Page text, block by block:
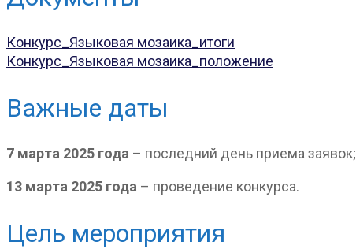
Конкурс_Языковая мозаика_итоги
Конкурс_Языковая мозаика_положение
Важные даты
7 марта 2025 года – последний день приема заявок;
13 марта 2025 года – проведение конкурса.
Цель мероприятия